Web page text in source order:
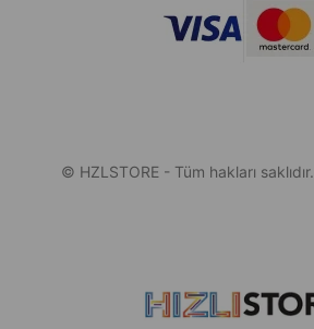
© HZLSTORE - Tüm hakları saklıdır.